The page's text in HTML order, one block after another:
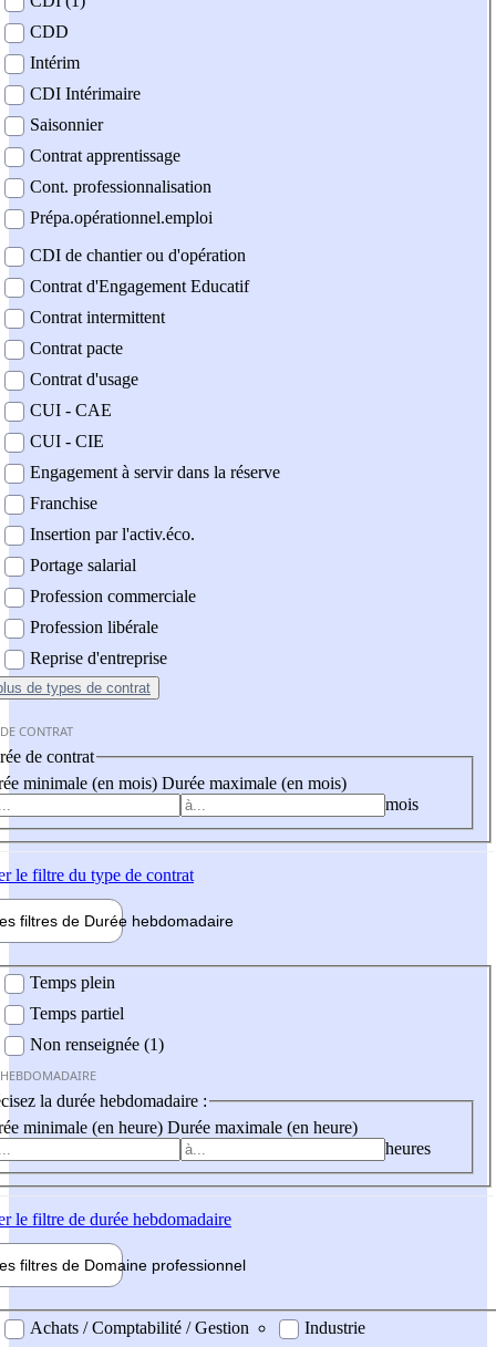
CDD
Intérim
CDI Intérimaire
Saisonnier
Contrat apprentissage
Cont. professionnalisation
Prépa.opérationnel.emploi
CDI de chantier ou d'opération
Contrat d'Engagement Educatif
Contrat intermittent
Contrat pacte
Contrat d'usage
CUI - CAE
CUI - CIE
Engagement à servir dans la réserve
Franchise
Insertion par l'activ.éco.
Portage salarial
Profession commerciale
Profession libérale
Reprise d'entreprise
de types de contrat
CONTRAT
de contrat
minimale (en mois) Durée maximale (en mois)
mois
le filtre du type de contrat
filtres de Durée hebdomadaire
Temps plein
Temps partiel
Non renseignée (1)
la durée hebdomadaire :
minimale (en heure) Durée maximale (en heure)
heures
le filtre de durée hebdomadaire
filtres de Domaine professionnel
professionel
Achats / Comptabilité / Gestion
Industrie